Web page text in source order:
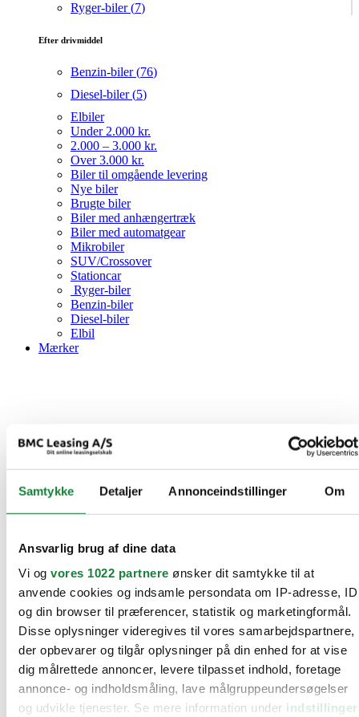
Samtykke Detaljer Annonceindstillinger Om
Ansvarlig brug af dine data
Vi og vores 1022 partnere ønsker dit samtykke til at
anvende cookies og indsamle persondata om IP-adresse, ID
og din browser til præferencer, statistik og marketingformål.
Disse oplysninger videregives til vores samarbejdspartnere,
der opbevarer og tilgår oplysninger på din enhed for at vise
dig målrettede annoncer, levere tilpasset indhold, foretage
annonce- og indholdsmåling, lave målgruppeundersøgelser
og udvikle tjenester. Se mere information under indstillinger
Ryger-biler (7)
Efter drivmiddel
Benzin-biler (76)
Diesel-biler (5)
Elbiler
Under 2.000 kr.
2.000 – 3.000 kr.
Over 3.000 kr.
Biler til omgående levering
Nye biler
Brugte biler
Biler med anhængertræk
Biler med automatgear
Mikrobiler
SUV/Crossover
Stationcar
Ryger-biler
Benzin-biler
Diesel-biler
Elbil
Mærker